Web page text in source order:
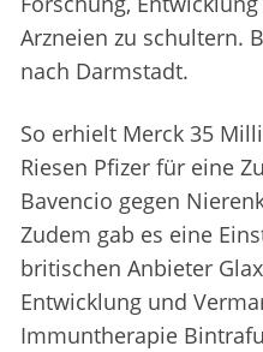
Arzneien zu schultern.
nach Darmstadt.
So erhielt Merck 35
Riesen Pfizer für eine
Bavencio gegen
Zudem gab es eine
britischen Anbieter
Entwicklung und
Immuntherapie